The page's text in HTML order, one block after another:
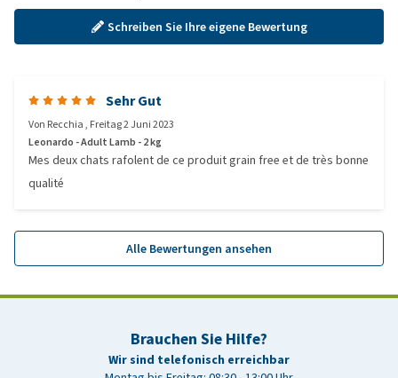
Schreiben Sie Ihre eigene Bewertung
Sehr Gut
Von Recchia, Freitag 2 Juni 2023
Leonardo - Adult Lamb - 2 kg
Mes deux chats rafolent de ce produit grain free et de très bonne
qualité
Alle Bewertungen ansehen
Brauchen Sie Hilfe?
Wir sind telefonisch erreichbar